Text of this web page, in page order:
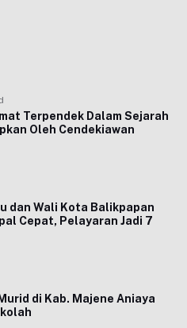
Terpendek Dalam Sejarah
Oleh Cendekiawan
dan Wali Kota Balikpapan
Cepat, Pelayaran Jadi 7
di Kab. Majene Aniaya